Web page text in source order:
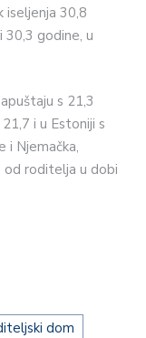
iseljenja 30,8
30,3 godine, u
s 21,3
i u Estoniji s
i Njemačka,
od roditelja u dobi
dom